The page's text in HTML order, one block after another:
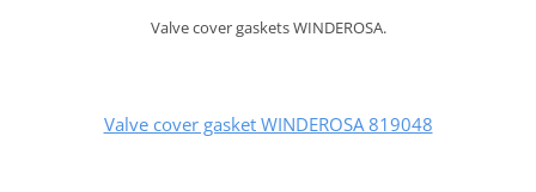
Valve cover gaskets WINDEROSA.
Valve cover gasket WINDEROSA 819048